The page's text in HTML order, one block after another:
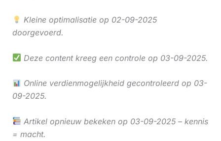
Kleine optimalisatie op 02-09-2025
doorgevoerd.
Deze content kreeg een controle op 03-09-2025.
Online verdienmogelijkheid gecontroleerd op 03-
09-2025.
Artikel opnieuw bekeken op 03-09-2025 – kennis
= macht.